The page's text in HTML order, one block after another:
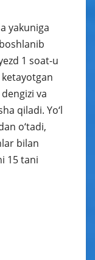
yakuniga
1 soat-u
va
qiladi. Yo‘l
o‘tadi,
bilan
15 tani